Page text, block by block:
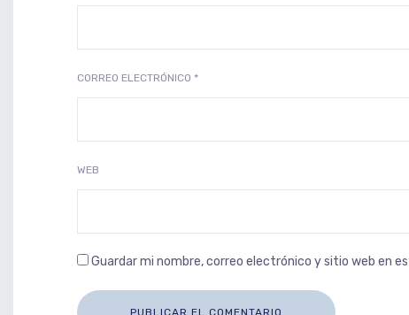
CORREO ELECTRÓNICO *
WEB
Guardar mi nombre, correo electrónico y sitio web en